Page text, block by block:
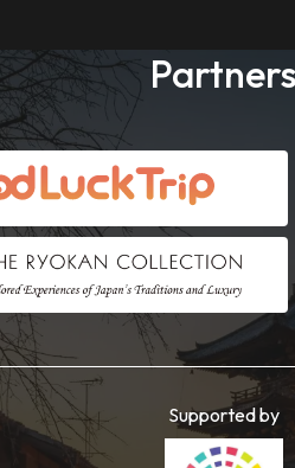
Partners
Supported by